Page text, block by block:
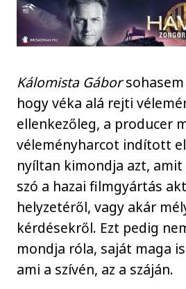
Kálomista Gábor
hogy véka alá rejti
ellenkezőleg, a producer
véleményharcot indított
nyíltan kimondja azt,
szó a hazai filmgyártás
helyzetéről, vagy akár
kérdésekről. Ezt pedig
mondja róla, saját maga
ami a szívén, az a száján.